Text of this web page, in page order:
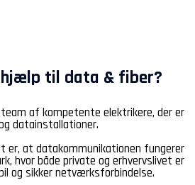
til data & fiber?
af kompetente elektrikere, der er
datainstallationer.
er, at datakommunikationen fungerer
hvor både private og erhvervslivet er
og sikker netværksforbindelse.